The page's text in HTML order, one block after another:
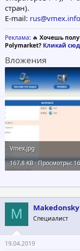
стран).
E-mail: rus@vmex.info
Реклама: 🔥 Хочешь
Polymarket? Кликай
Вложения
Vmex.jpg
167.8 KB · Просмотры:
M Специалист
19.04.2019